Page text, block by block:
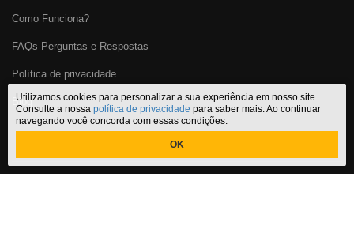
Como Funciona?
FAQs-Perguntas e Respostas
Política de privacidade
Blog
Utilizamos cookies para personalizar a sua experiência em nosso site.
Consulte a nossa política de privacidade para saber mais. Ao continuar
navegando você concorda com essas condições.
OK